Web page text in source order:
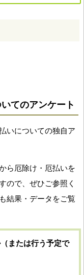
てのアンケート
いについての独自ア
ら厄除け・厄払いを
ので、ぜひご参照く
結果・データをご覧
または行う予定で